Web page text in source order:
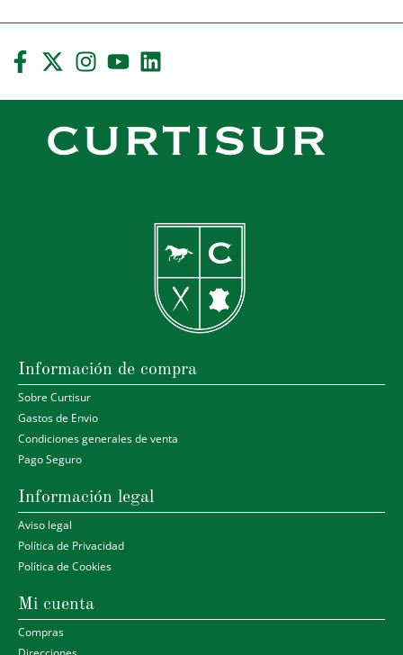
Información de compra
Sobre Curtisur
Gastos de Envio
Condiciones generales de venta
Pago Seguro
Información legal
Aviso legal
Política de Privacidad
Política de Cookies
Mi cuenta
Compras